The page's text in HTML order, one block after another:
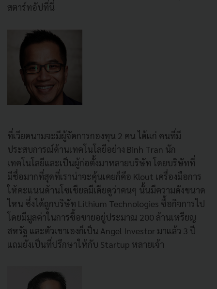
สตาร์ทอัปที่นี่
ที่เวียดนามจะมีผู้จัดการกองทุน 2 คน ได้แก่ คนที่มี
ประสบการณ์ด้านเทคโนโลยีอย่าง Binh Tran นัก
เทคโนโลยีและเป็นผู้ก่อตั้งมาหลายบริษัท โดยบริษัทที่
มีชื่อมากที่สุดที่เราน่าจะคุ้นเคยก็คึอ Klout เครื่องมือการ
ให้คะแนนด้านโซเชียลมีเดียดูว่าคนๆ นั้นมีความดังขนาด
ไหน ซึ่งได้ถูกบริษัท Lithium Technologies ซื้อกิจการไป
โดยมีมูลค่าในการซื้อขายอยู่ประมาณ 200 ล้านเหรียญ
สหรัฐ และตัวเขาเองก็เป็น Angel Investor มาแล้ว 3 ปี
แถมยังเป็นที่ปรึกษาให้กับ Startup หลายเจ้า